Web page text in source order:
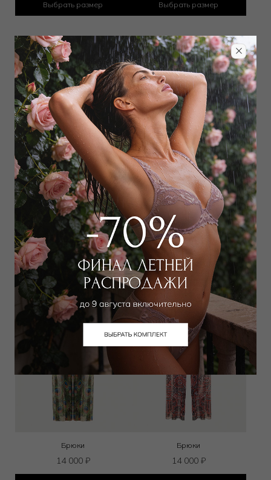
Выбрать размер Выбрать размер
Шорты
12 000₽
Выбрать размер
Шорты
12 000₽
Выбрать размер
Брюки
14 000 ₽
Брюки
14 000 ₽